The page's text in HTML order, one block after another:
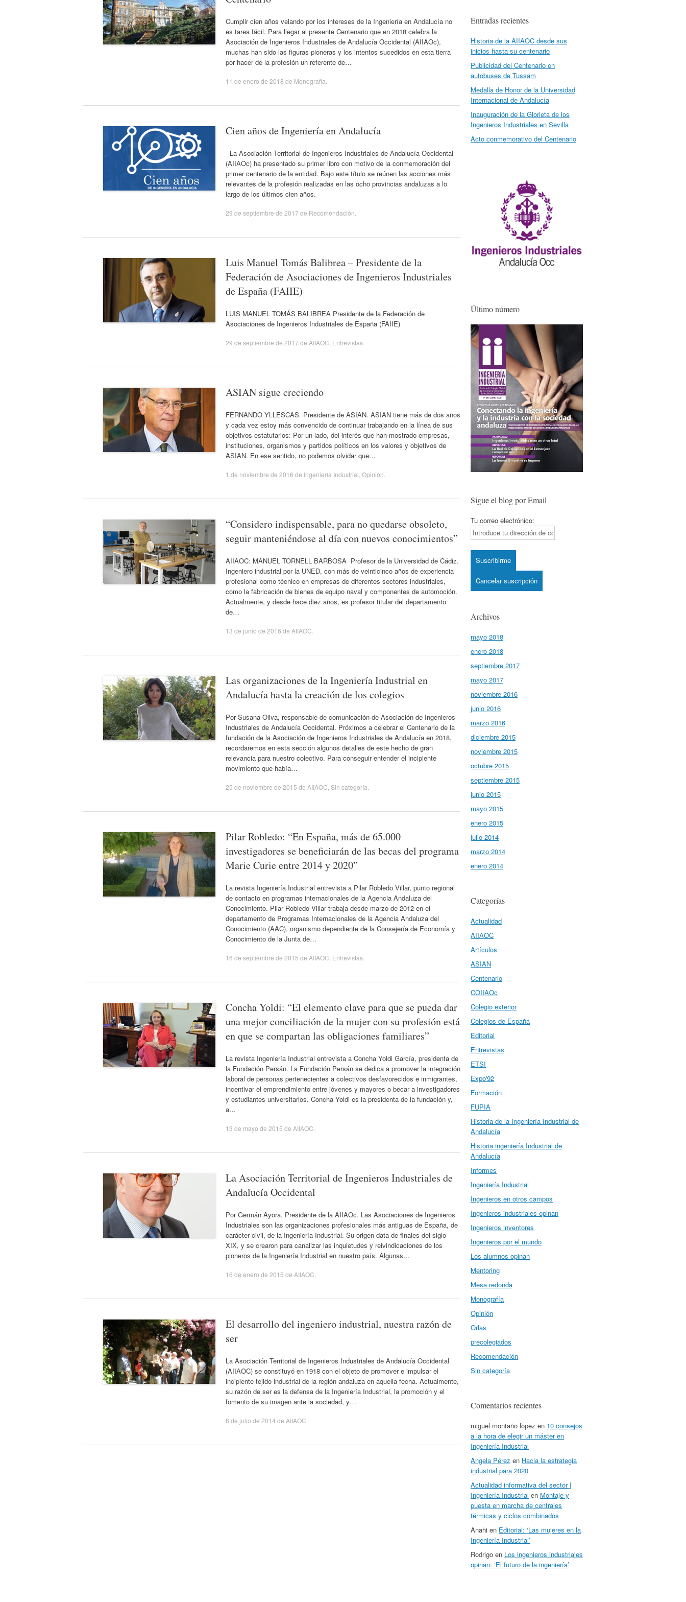
Cumplir cien años velando por los intereses de la Ingeniería en Andalucía no
es tarea fácil. Para llegar al presente Centenario que en 2018 celebra la
Asociación de Ingenieros Industriales de Andalucía Occidental (AIIAOc),
muchas han sido las figuras pioneras y los intentos sucedidos en esta tierra
por hacer de la profesión un referente de…
11 de enero de 2018 de Monografía
Cien años de Ingeniería en Andalucía
La Asociación Territorial de Ingenieros Industriales de Andalucía Occidental
(AIIAOc) ha presentado su primer libro con motivo de la conmemoración del
primer centenario de la entidad. Bajo este título se reúnen las acciones más
relevantes de la profesión realizadas en las ocho provincias andaluzas a lo
largo de los últimos cien años.
29 de septiembre de 2017 de Recomendación
Luis Manuel Tomás Balibrea – Presidente de la
Federación de Asociaciones de Ingenieros Industriales
de España (FAIIE)
LUIS MANUEL TOMÁS BALIBREA Presidente de la Federación de
Asociaciones de Ingenieros Industriales de España (FAIIE)
29 de septiembre de 2017 de AIIAOC Entrevistas
ASIAN sigue creciendo
FERNANDO YLLESCAS Presidente de ASIAN. ASIAN tiene más de dos años
y cada vez estoy más convencido de continuar trabajando en la línea de sus
objetivos estatutarios: Por un lado, del interés que han mostrado empresas,
instituciones, organismos y partidos políticos en los valores y objetivos de
ASIAN. En ese sentido, no podemos olvidar que…
1 de noviembre de 2016 de Ingeniería Industrial Opinión
“Considero indispensable, para no quedarse obsoleto,
seguir manteniéndose al día con nuevos conocimientos”
AIIAOC: MANUEL TORNELL BARBOSA Profesor de la Universidad de Cádiz.
Ingeniero industrial por la UNED, con más de veinticinco años de experiencia
profesional como técnico en empresas de diferentes sectores industriales,
como la fabricación de bienes de equipo naval y componentes de automoción.
Actualmente, y desde hace diez años, es profesor titular del departamento
de…
13 de junio de 2016 de AIIAOC
Las organizaciones de la Ingeniería Industrial en
Andalucía hasta la creación de los colegios
Por Susana Oliva, responsable de comunicación de Asociación de Ingenieros
Industriales de Andalucía Occidental. Próximos a celebrar el Centenario de la
fundación de la Asociación de Ingenieros Industriales de Andalucía en 2018,
recordaremos en esta sección algunos detalles de este hecho de gran
relevancia para nuestro colectivo. Para conseguir entender el incipiente
movimiento que había…
25 de noviembre de 2015 de AIIAOC Sin categoría
Pilar Robledo: “En España, más de 65.000
investigadores se beneficiarán de las becas del programa
Marie Curie entre 2014 y 2020”
La revista Ingeniería Industrial entrevista a Pilar Robledo Villar, punto regional
de contacto en programas internacionales de la Agencia Andaluza del
Conocimiento. Pilar Robledo Villar trabaja desde marzo de 2012 en el
departamento de Programas Internacionales de la Agencia Andaluza del
Conocimiento (AAC), organismo dependiente de la Consejería de Economía y
Conocimiento de la Junta de…
16 de septiembre de 2015 de AIIAOC Entrevistas
Concha Yoldi: “El elemento clave para que se pueda dar
una mejor conciliación de la mujer con su profesión está
en que se compartan las obligaciones familiares”
La revista Ingeniería Industrial entrevista a Concha Yoldi García, presidenta de
la Fundación Persán. La Fundación Persán se dedica a promover la integración
laboral de personas pertenecientes a colectivos desfavorecidos e inmigrantes,
incentivar el emprendimiento entre jóvenes y mayores o becar a investigadores
y estudiantes universitarios. Concha Yoldi es la presidenta de la fundación y,
a…
13 de mayo de 2015 de AIIAOC
La Asociación Territorial de Ingenieros Industriales de
Andalucía Occidental
Por Germán Ayora. Presidente de la AIIAOc. Las Asociaciones de Ingenieros
Industriales son las organizaciones profesionales más antiguas de España, de
carácter civil, de la Ingeniería Industrial. Su origen data de finales del siglo
XIX, y se crearon para canalizar las inquietudes y reivindicaciones de los
pioneros de la Ingeniería Industrial en nuestro país. Algunas…
16 de enero de 2015 de AIIAOC
El desarrollo del ingeniero industrial, nuestra razón de
ser
La Asociación Territorial de Ingenieros Industriales de Andalucía Occidental
(AIIAOC) se constituyó en 1918 con el objeto de promover e impulsar el
incipiente tejido industrial de la región andaluza en aquella fecha. Actualmente,
su razón de ser es la defensa de la Ingeniería Industrial, la promoción y el
fomento de su imagen ante la sociedad, y…
8 de julio de 2014 de AIIAOC
Entradas recientes
Historia de la AIIAOC desde sus
inicios hasta su centenario
Publicidad del Centenario en
autobuses de Tussam
Medalla de Honor de la Universidad
Internacional de Andalucía
Inauguración de la Glorieta de los
Ingenieros Industriales en Sevilla
Acto conmemorativo del Centenario
Último número
Sigue el blog por Email
Tu correo electrónico:
Archivos
mayo 2018
enero 2018
septiembre 2017
mayo 2017
noviembre 2016
junio 2016
marzo 2016
diciembre 2015
noviembre 2015
octubre 2015
septiembre 2015
junio 2015
mayo 2015
enero 2015
julio 2014
marzo 2014
enero 2014
Categorías
Actualidad
AIIAOC
Artículos
ASIAN
Centenario
COIIAOc
Colegio exterior
Colegios de España
Editorial
Entrevistas
ETSI
Expo'92
Formación
FUPIA
Historia de la Ingeniería Industrial de
Andalucía
Historia ingeniería Industrial de
Andalucía
Informes
Ingeniería Industrial
Ingenieros en otros campos
Ingenieros industriales opinan
Ingenieros inventores
Ingenieros por el mundo
Los alumnos opinan
Mentoring
Mesa redonda
Monografía
Opinión
Orlas
precolegiados
Recomendación
Sin categoría
Comentarios recientes
miguel montaño lopez en 10 consejos
a la hora de elegir un máster en
Ingeniería Industrial
Angela Pérez en Hacia la estrategia
industrial para 2020
Actualidad informativa del sector |
Ingeniería Industrial en Montaje y
puesta en marcha de centrales
térmicas y ciclos combinados
Anahi en Editorial: ‘Las mujeres en la
Ingeniería Industrial’
Rodrigo en Los ingenieros industriales
opinan: ‘El futuro de la ingeniería’